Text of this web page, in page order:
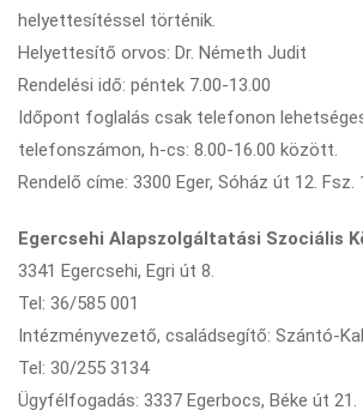
helyettesítéssel történik.
Helyettesítő orvos: Dr. Németh Judit
Rendelési idő: péntek 7.00-13.00
Időpont foglalás csak telefonon
telefonszámon, h-cs: 8.00-16.00 között.
Rendelő címe: 3300 Eger, Sóház út 12. Fsz.
Egercsehi Alapszolgáltatási Szociális
3341 Egercsehi, Egri út 8.
Tel: 36/585 001
Intézményvezető, családsegítő: Szántó-
Tel: 30/255 3134
Ügyfélfogadás: 3337 Egerbocs, Béke út 21.